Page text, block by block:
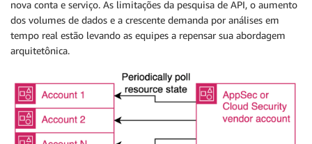
nova conta e serviço. As limitações da pesquisa de API, o aumento
dos volumes de dados e a crescente demanda por análises em
tempo real estão levando as equipes a repensar sua abordagem
arquitetônica.